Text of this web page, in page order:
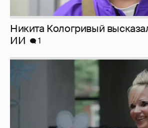
Никита Кологривый
ИИ
1